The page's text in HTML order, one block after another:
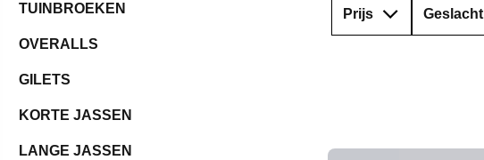
TUINBROEKEN
OVERALLS
GILETS
KORTE JASSEN
LANGE JASSEN
Prijs Geslacht